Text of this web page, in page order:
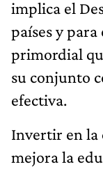
implica el
países y
primordial
su conjunto
efectiva.
Invertir en la
mejora la